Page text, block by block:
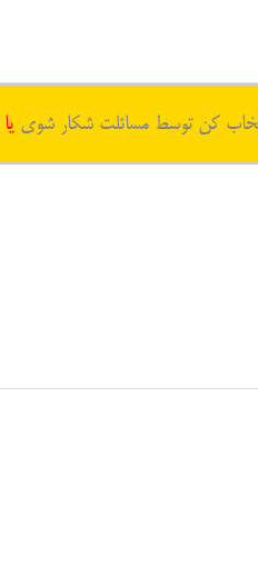
کن توسط مسائلت شکار شوی یا